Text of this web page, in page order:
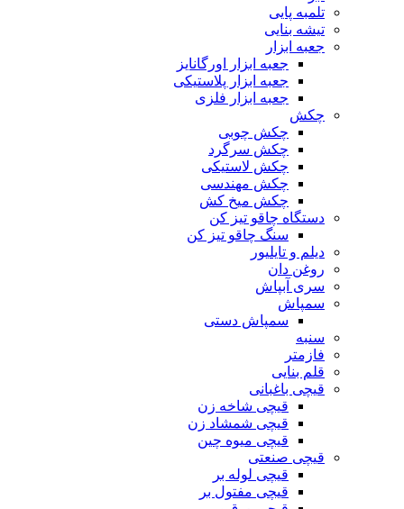
تلمبه پایی
تیشه بنایی
جعبه ابزار
جعبه ابزار اورگانایز
جعبه ابزار پلاستیکی
جعبه ابزار فلزی
چکش
چکش چوبی
چکش سرگرد
چکش لاستیکی
چکش مهندسی
چکش میخ کش
دستگاه چاقو تیز کن
سنگ چاقو تیز کن
دیلم و تایلیور
روغن دان
سری آبپاش
سمپاش
سمپاش دستی
سنبه
فازمتر
قلم بنایی
قیچی باغبانی
قیچی شاخه زن
قیچی شمشاد زن
قیچی میوه چین
قیچی صنعتی
قیچی لوله بر
قیچی مفتول بر